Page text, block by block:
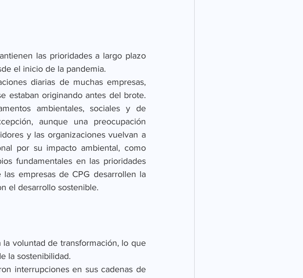
las prioridades a largo plazo
el inicio de la pandemia.
diarias de muchas empresas,
estaban originando antes del brote.
ambientales, sociales y de
aunque una preocupación
y las organizaciones vuelvan a
por su impacto ambiental, como
fundamentales en las prioridades
empresas de CPG desarrollen la
el desarrollo sostenible.
voluntad de transformación, lo que
la sostenibilidad.
interrupciones en sus cadenas de